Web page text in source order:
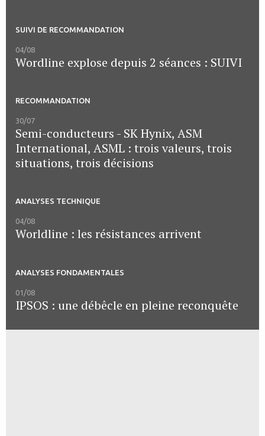
SUIVI DE RECOMMANDATION
04/08
Wordline explose depuis 2 séances : SUIVI
RECOMMANDATION
30/07
Semi-conducteurs - SK Hynix, ASM
International, ASML : trois valeurs, trois
situations, trois décisions
ANALYSES TECHNIQUE
04/08
Worldline : les résistances arrivent
ANALYSES FONDAMENTALES
01/08
IPSOS : une débêcle en pleine reconquête